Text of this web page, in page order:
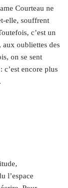
Courteau ne
elle, souffrent
c’est un
aux oubliettes des
on se sent
encore plus
l’espace